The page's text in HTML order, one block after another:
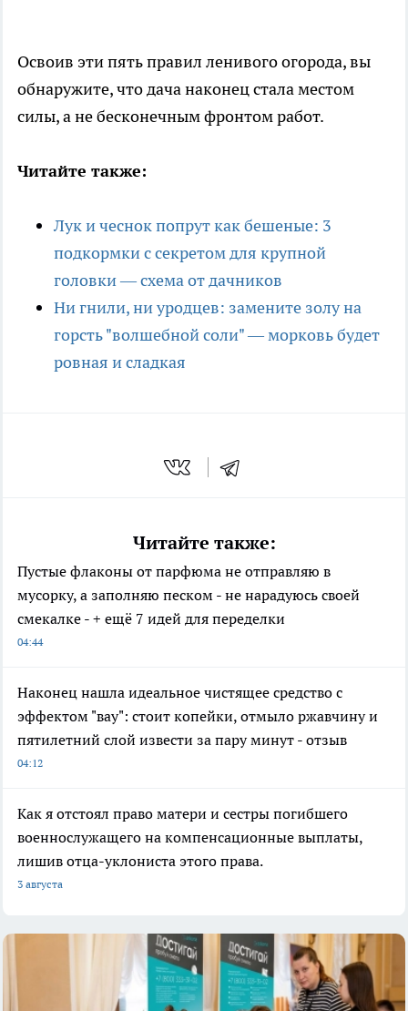
Освоив эти пять правил ленивого огорода, вы
обнаружите, что дача наконец стала местом
силы, а не бесконечным фронтом работ.
Читайте также:
Лук и чеснок попрут как бешеные: 3
подкормки с секретом для крупной
головки — схема от дачников
Ни гнили, ни уродцев: замените золу на
горсть "волшебной соли" — морковь будет
ровная и сладкая
Читайте также:
Пустые флаконы от парфюма не отправляю в
мусорку, а заполняю песком - не нарадуюсь своей
смекалке - + ещё 7 идей для переделки
04:44
Наконец нашла идеальное чистящее средство с
эффектом "вау": стоит копейки, отмыло ржавчину и
пятилетний слой извести за пару минут - отзыв
04:12
Как я отстоял право матери и сестры погибшего
военнослужащего на компенсационные выплаты,
лишив отца-уклониста этого права.
3 августа